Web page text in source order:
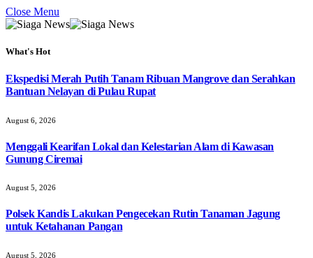
Close Menu
What's Hot
Ekspedisi Merah Putih Tanam Ribuan Mangrove dan Serahkan
Bantuan Nelayan di Pulau Rupat
August 6, 2026
Menggali Kearifan Lokal dan Kelestarian Alam di Kawasan
Gunung Ciremai
August 5, 2026
Polsek Kandis Lakukan Pengecekan Rutin Tanaman Jagung
untuk Ketahanan Pangan
August 5, 2026